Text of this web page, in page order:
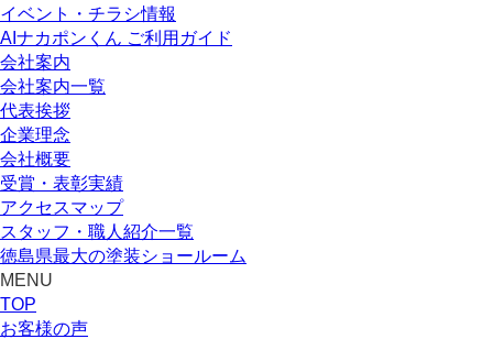
イベント・チラシ情報
AIナカポンくん ご利用ガイド
会社案内
会社案内一覧
代表挨拶
企業理念
会社概要
受賞・表彰実績
アクセスマップ
スタッフ・職人紹介一覧
徳島県最大の塗装ショールーム
MENU
TOP
お客様の声